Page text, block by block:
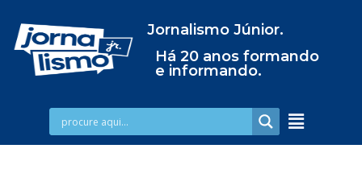
Jornalismo Júnior.
Há 20 anos formando
e informando.